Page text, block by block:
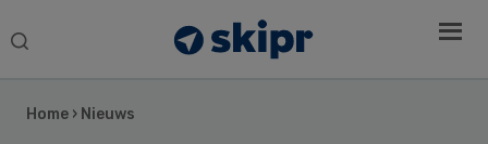
Search
Home › Nieuws
Sidebar